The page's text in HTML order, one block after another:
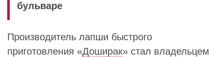
бульваре
Производитель лапши быстрого
приготовления «Доширак» стал владельцем